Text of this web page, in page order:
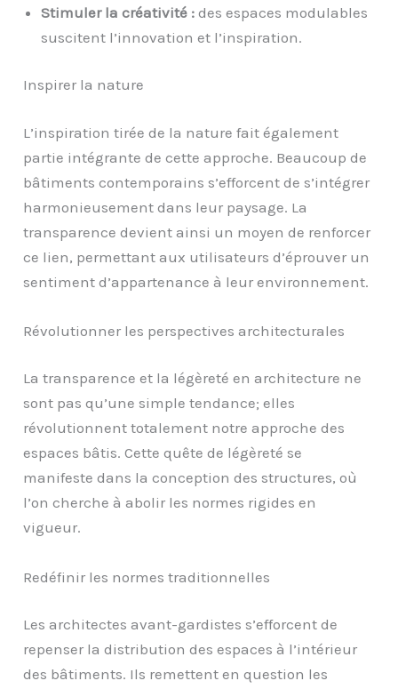
Stimuler la créativité : des espaces modulables
suscitent l’innovation et l’inspiration.
Inspirer la nature
L’inspiration tirée de la nature fait également
partie intégrante de cette approche. Beaucoup de
bâtiments contemporains s’efforcent de s’intégrer
harmonieusement dans leur paysage. La
transparence devient ainsi un moyen de renforcer
ce lien, permettant aux utilisateurs d’éprouver un
sentiment d’appartenance à leur environnement.
Révolutionner les perspectives architecturales
La transparence et la légèreté en architecture ne
sont pas qu’une simple tendance; elles
révolutionnent totalement notre approche des
espaces bâtis. Cette quête de légèreté se
manifeste dans la conception des structures, où
l’on cherche à abolir les normes rigides en
vigueur.
Redéfinir les normes traditionnelles
Les architectes avant-gardistes s’efforcent de
repenser la distribution des espaces à l’intérieur
des bâtiments. Ils remettent en question les